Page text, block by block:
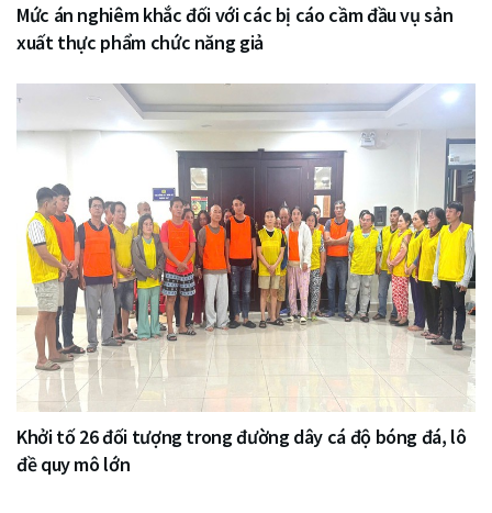
Mức án nghiêm khắc đối với các bị cáo cầm đầu vụ sản
xuất thực phẩm chức năng giả
Khởi tố 26 đối tượng trong đường dây cá độ bóng đá, lô
đề quy mô lớn